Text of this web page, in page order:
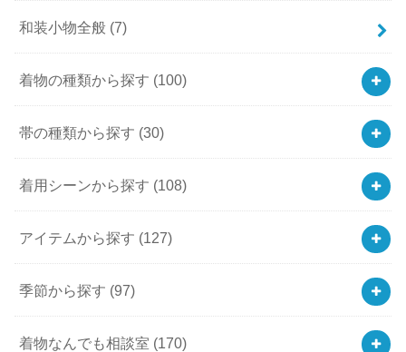
和装小物全般 (7)
着物の種類から探す (100)
帯の種類から探す (30)
着用シーンから探す (108)
アイテムから探す (127)
季節から探す (97)
着物なんでも相談室 (170)